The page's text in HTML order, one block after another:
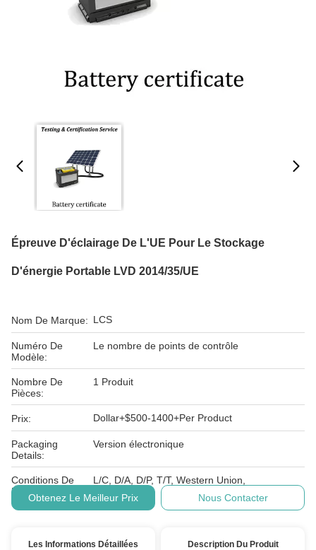
Épreuve D'éclairage De L'UE Pour Le Stockage
D'énergie Portable LVD 2014/35/UE
Nom De Marque: LCS
Numéro De
Modèle:
Le nombre de points de contrôle
Nombre De
Pièces:
1 Produit
Prix: Dollar+$500-1400+Per Product
Packaging
Details:
Version électronique
Conditions De
Paiement:
L/C, D/A, D/P, T/T, Western Union,
Obtenez Le Meilleur Prix
Nous Contacter
Les Informations Détaillées Description Du Produit